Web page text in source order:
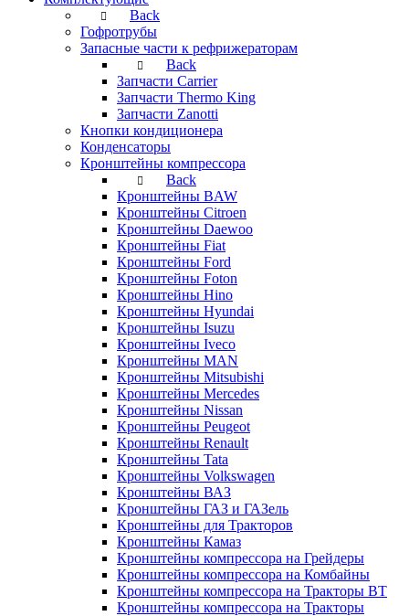
Back
Гофротрубы
Запасные части к рефрижераторам
Back
Запчасти Carrier
Запчасти Thermo King
Запчасти Zanotti
Кнопки кондиционера
Конденсаторы
Кронштейны компрессора
Back
Кронштейны BAW
Кронштейны Citroen
Кронштейны Daewoo
Кронштейны Fiat
Кронштейны Ford
Кронштейны Foton
Кронштейны Hino
Кронштейны Hyundai
Кронштейны Isuzu
Кронштейны Iveco
Кронштейны MAN
Кронштейны Mitsubishi
Кронштейны Mеrcedes
Кронштейны Nissan
Кронштейны Peugeot
Кронштейны Renault
Кронштейны Tata
Кронштейны Volkswagen
Кронштейны ВАЗ
Кронштейны ГАЗ и ГАЗель
Кронштейны для Тракторов
Кронштейны Камаз
Кронштейны компрессора на Грейдеры
Кронштейны компрессора на Комбайны
Кронштейны компрессора на Тракторы ВТ
Кронштейны компрессора на Тракторы